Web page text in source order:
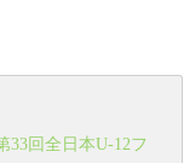
33回全日本U-12フ